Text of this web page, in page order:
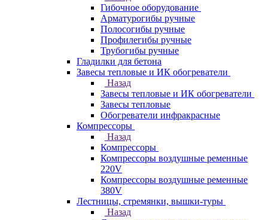
Гибочное оборудование
Арматурогибы ручные
Полосогибы ручные
Профилегибы ручные
Трубогибы ручные
Гладилки для бетона
Завесы тепловые и ИК обогреватели
Назад
Завесы тепловые и ИК обогреватели
Завесы тепловые
Обогреватели инфракрасные
Компрессоры
Назад
Компрессоры
Компрессоры воздушные ременные
220V
Компрессоры воздушные ременные
380V
Лестницы, стремянки, вышки-туры
Назад